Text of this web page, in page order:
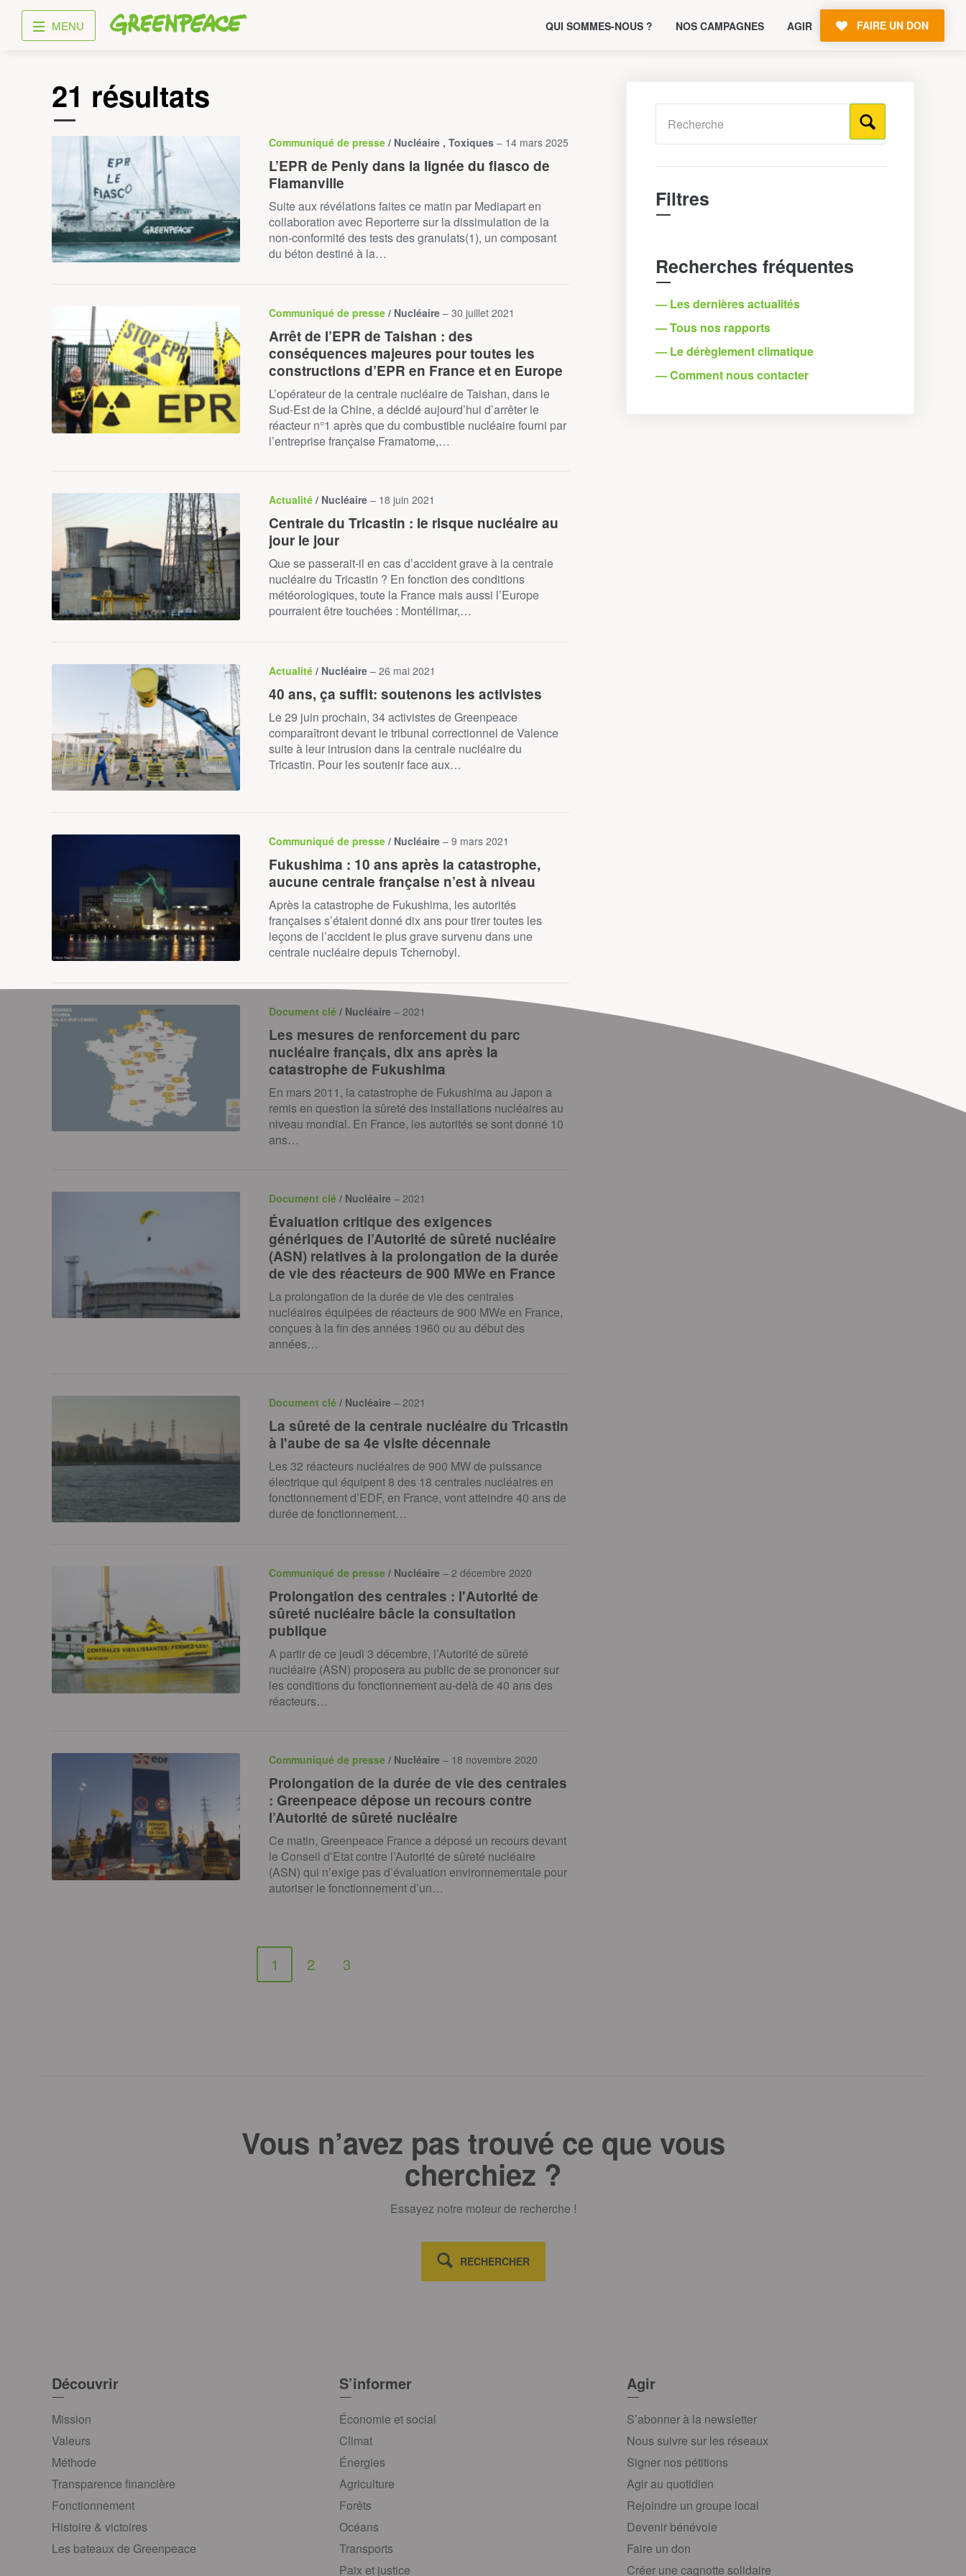
Greenpeace
MENU QUI SOMMES-NOUS ? NOS CAMPAGNES AGIR FAIRE UN DON
Filtres
Recherches fréquentes
— Les dernières actualités
— Tous nos rapports
— Le dérèglement climatique
— Comment nous contacter
21 résultats
Communiqué de presse / Nucléaire , Toxiques – 14 mars 2025
L’EPR de Penly dans la lignée du fiasco de
Flamanville
Suite aux révélations faites ce matin par Mediapart en
collaboration avec Reporterre sur la dissimulation de la
non-conformité des tests des granulats(1), un composant
du béton destiné à la…
Communiqué de presse / Nucléaire – 30 juillet 2021
Arrêt de l’EPR de Taishan : des
conséquences majeures pour toutes les
constructions d’EPR en France et en Europe
L’opérateur de la centrale nucléaire de Taishan, dans le
Sud-Est de la Chine, a décidé aujourd’hui d’arrêter le
réacteur n°1 après que du combustible nucléaire fourni par
l’entreprise française Framatome,…
Actualité / Nucléaire – 18 juin 2021
Centrale du Tricastin : le risque nucléaire au
jour le jour
Que se passerait-il en cas d’accident grave à la centrale
nucléaire du Tricastin ? En fonction des conditions
météorologiques, toute la France mais aussi l’Europe
pourraient être touchées : Montélimar,…
Actualité / Nucléaire – 26 mai 2021
40 ans, ça suffit: soutenons les activistes
Le 29 juin prochain, 34 activistes de Greenpeace
comparaîtront devant le tribunal correctionnel de Valence
suite à leur intrusion dans la centrale nucléaire du
Tricastin. Pour les soutenir face aux…
Communiqué de presse / Nucléaire – 9 mars 2021
Fukushima : 10 ans après la catastrophe,
aucune centrale française n’est à niveau
Après la catastrophe de Fukushima, les autorités
françaises s’étaient donné dix ans pour tirer toutes les
leçons de l’accident le plus grave survenu dans une
centrale nucléaire depuis Tchernobyl.
Document clé / Nucléaire – 2021
Les mesures de renforcement du parc
nucléaire français, dix ans après la
catastrophe de Fukushima
En mars 2011, la catastrophe de Fukushima au Japon a
remis en question la sûreté des installations nucléaires au
niveau mondial. En France, les autorités se sont donné 10
ans…
Document clé / Nucléaire – 2021
Évaluation critique des exigences
génériques de l’Autorité de sûreté nucléaire
(ASN) relatives à la prolongation de la durée
de vie des réacteurs de 900 MWe en France
La prolongation de la durée de vie des centrales
nucléaires équipées de réacteurs de 900 MWe en France,
conçues à la fin des années 1960 ou au début des
années…
Document clé / Nucléaire – 2021
La sûreté de la centrale nucléaire du Tricastin
à l'aube de sa 4e visite décennale
Les 32 réacteurs nucléaires de 900 MW de puissance
électrique qui équipent 8 des 18 centrales nucléaires en
fonctionnement d’EDF, en France, vont atteindre 40 ans de
durée de fonctionnement…
Communiqué de presse / Nucléaire – 2 décembre 2020
Prolongation des centrales : l'Autorité de
sûreté nucléaire bâcle la consultation
publique
A partir de ce jeudi 3 décembre, l’Autorité de sûreté
nucléaire (ASN) proposera au public de se prononcer sur
les conditions du fonctionnement au-delà de 40 ans des
réacteurs…
Communiqué de presse / Nucléaire – 18 novembre 2020
Prolongation de la durée de vie des centrales
: Greenpeace dépose un recours contre
l’Autorité de sûreté nucléaire
Ce matin, Greenpeace France a déposé un recours devant
le Conseil d’Etat contre l’Autorité de sûreté nucléaire
(ASN) qui n’exige pas d’évaluation environnementale pour
autoriser le fonctionnement d’un…
1 2 3
Vous n’avez pas trouvé ce que vous
cherchiez ?
Essayez notre moteur de recherche !
RECHERCHER
Découvrir
Mission
Valeurs
Méthode
Transparence financière
Fonctionnement
Histoire & victoires
Les bateaux de Greenpeace
S’informer
Économie et social
Climat
Énergies
Agriculture
Forêts
Océans
Transports
Paix et justice
Agir
S’abonner à la newsletter
Nous suivre sur les réseaux
Signer nos pétitions
Agir au quotidien
Rejoindre un groupe local
Devenir bénévole
Faire un don
Créer une cagnotte solidaire